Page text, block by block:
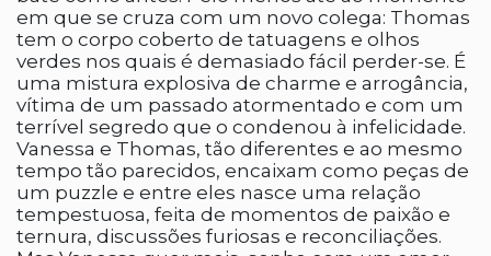
em que se cruza com um novo colega: Thomas
tem o corpo coberto de tatuagens e olhos
verdes nos quais é demasiado fácil perder-se. É
uma mistura explosiva de charme e arrogância,
vítima de um passado atormentado e com um
terrível segredo que o condenou à infelicidade.
Vanessa e Thomas, tão diferentes e ao mesmo
tempo tão parecidos, encaixam como peças de
um puzzle e entre eles nasce uma relação
tempestuosa, feita de momentos de paixão e
ternura, discussões furiosas e reconciliações.